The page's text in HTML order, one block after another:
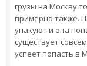
грузы на Москву
примерно также.
упакуют и она
существует
успеет попасть в